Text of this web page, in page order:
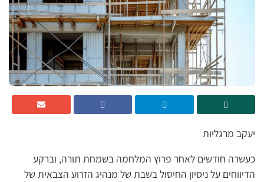
יעקב מרגליות
כעשרה חודשים לאחר פרוץ המלחמה בשמחת תורה, וברקע
הדיווחים על ניסיון החיסול בשבת של מנהיג הזרוע הצבאית של